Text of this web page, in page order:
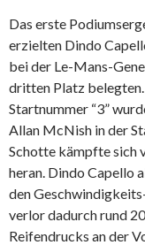
Das erste
erzielten Dindo
bei der Le-Mans-
dritten Platz
Startnummer “3”
Allan McNish in der
Schotte kämpfte sich
heran. Dindo Capello
den
verlor dadurch rund
Reifendrucks an der